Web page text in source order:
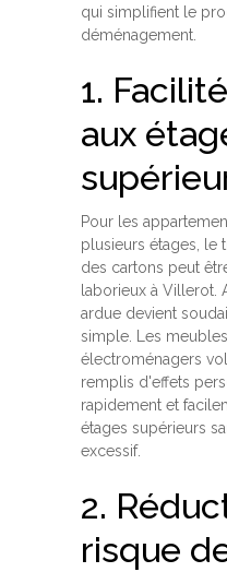
qui simplifient le
déménagement.
1.
aux
Pour les
plusieurs étages, le
des cartons peut
laborieux à Villerot.
ardue devient
simple. Les
électroménagers
remplis d'effets
rapidement et
étages supérieurs
excessif.
2.
risque